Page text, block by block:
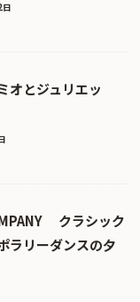
オとジュリエッ
クラシック
ラリーダンスの夕